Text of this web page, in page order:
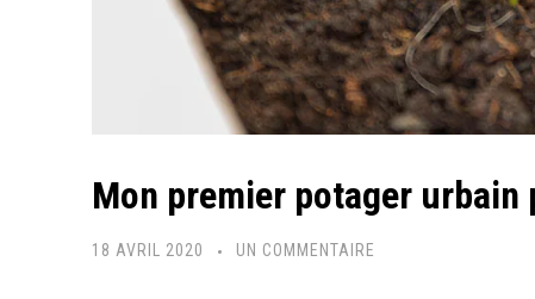
Mon premier potager urbain
18 AVRIL 2020 UN COMMENTAIRE